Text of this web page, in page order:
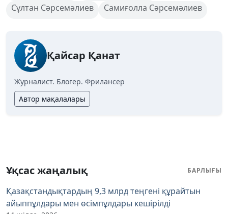
Сұлтан Сәрсемәлиев
Самиғолла Сәрсемәлиев
Қайсар Қанат
Журналист. Блогер. Фрилансер
Автор мақалалары
Ұқсас жаңалық БАРЛЫҒЫ
Қазақстандықтардың 9,3 млрд теңгені құрайтын
айыппұлдары мен өсімпұлдары кешірілді